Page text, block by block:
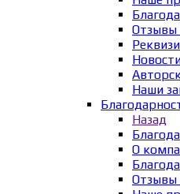
Отзывы
Наши
Назад
О
Отзывы